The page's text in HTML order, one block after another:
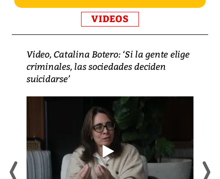
VIDEOS
Video, Catalina Botero: ‘Si la gente elige
criminales, las sociedades deciden
suicidarse’